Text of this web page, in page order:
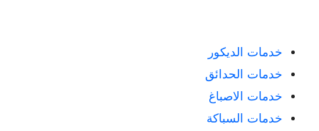
خدمات الديكور
خدمات الحدائق
خدمات الاصباغ
خدمات السباكة